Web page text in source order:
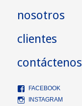
nosotros
clientes
contáctenos
FACEBOOK
INSTAGRAM